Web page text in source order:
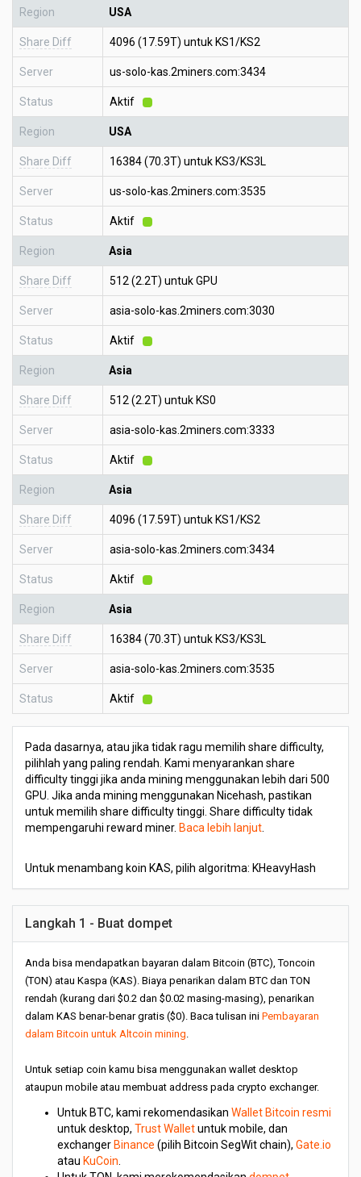
Region USA
Share Diff 4096 (17.59T) untuk KS1/KS2
Server us-solo-kas.2miners.com:3434
Status Aktif
Region USA
Share Diff 16384 (70.3T) untuk KS3/KS3L
Server us-solo-kas.2miners.com:3535
Status Aktif
Region Asia
Share Diff 512 (2.2T) untuk GPU
Server asia-solo-kas.2miners.com:3030
Status Aktif
Region Asia
Share Diff 512 (2.2T) untuk KS0
Server asia-solo-kas.2miners.com:3333
Status Aktif
Region Asia
Share Diff 4096 (17.59T) untuk KS1/KS2
Server asia-solo-kas.2miners.com:3434
Status Aktif
Region Asia
Share Diff 16384 (70.3T) untuk KS3/KS3L
Server asia-solo-kas.2miners.com:3535
Status Aktif
Pada dasarnya, atau jika tidak ragu memilih share difficulty,
pilihlah yang paling rendah. Kami menyarankan share
difficulty tinggi jika anda mining menggunakan lebih dari 500
GPU. Jika anda mining menggunakan Nicehash, pastikan
untuk memilih share difficulty tinggi. Share difficulty tidak
mempengaruhi reward miner. Baca lebih lanjut
Untuk menambang koin KAS, pilih algoritma: KHeavyHash
Langkah 1 - Buat dompet
Anda bisa mendapatkan bayaran dalam Bitcoin (BTC), Toncoin
(TON) atau Kaspa (KAS). Biaya penarikan dalam BTC dan TON
rendah (kurang dari $0.2 dan $0.02 masing-masing), penarikan
dalam KAS benar-benar gratis ($0). Baca tulisan ini Pembayaran
dalam Bitcoin untuk Altcoin mining.
Untuk setiap coin kamu bisa menggunakan wallet desktop
ataupun mobile atau membuat address pada crypto exchanger.
Untuk BTC, kami rekomendasikan Wallet Bitcoin resmi
untuk desktop, Trust Walletuntuk mobile, dan
exchanger Binance (pilih Bitcoin SegWit chain), Gate.io
atau KuCoin